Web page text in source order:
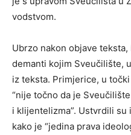
vodstvom.
Ubrzo nakon objave
demanti kojim Sveučilište,
iz teksta. Primjerice, u
“nije točno da je
i klijentelizma”. Ustvrdili
kako je “jedina prava